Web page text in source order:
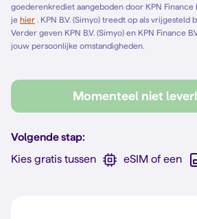
goederenkrediet aangeboden door KPN Finance
je hier
Verder geven KPN B.V. (Simyo) en KPN Finance
jouw persoonlijke omstandigheden.
Momenteel niet
Volgende stap:
Kies gratis tussen
eSIM of een